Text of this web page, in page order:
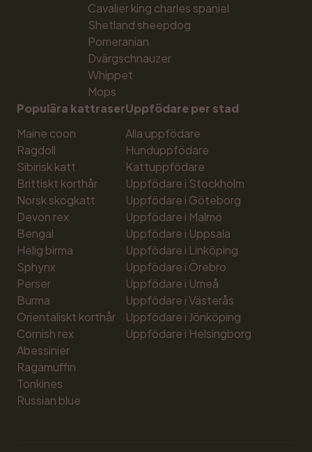
Cavalier king charles spaniel
Shetland sheepdog
Pomeranian
Dvärgschnauzer
Whippet
Mops
Populära kattraser
Maine coon
Ragdoll
Sibirisk katt
Brittiskt korthår
Norsk skogkatt
Devon rex
Bengal
Helig birma
Sphynx
Perser
Burma
Orientaliskt korthår
Cornish rex
Abessinier
Ragamuffin
Tonkines
Russian blue
Uppfödare per stad
Alla uppfödare
Hunduppfödare
Kattuppfödare
Uppfödare i Stockholm
Uppfödare i Göteborg
Uppfödare i Malmö
Uppfödare i Uppsala
Uppfödare i Linköping
Uppfödare i Örebro
Uppfödare i Umeå
Uppfödare i Västerås
Uppfödare i Jönköping
Uppfödare i Helsingborg